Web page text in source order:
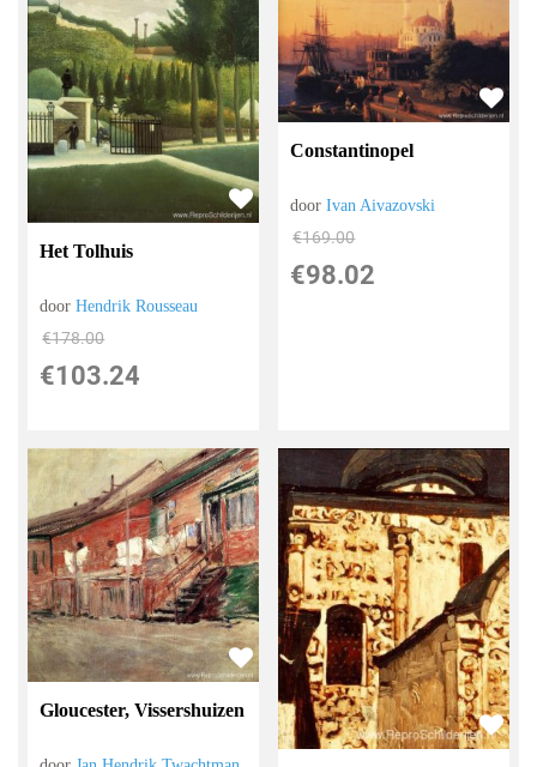
Het Tolhuis
doorHendrik Rousseau
€178.00
€103.24
Constantinopel
doorIvan Aivazovski
€169.00
€98.02
Gloucester, Vissershuizen